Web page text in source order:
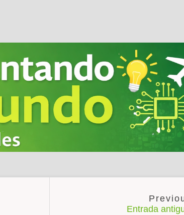
Entrada